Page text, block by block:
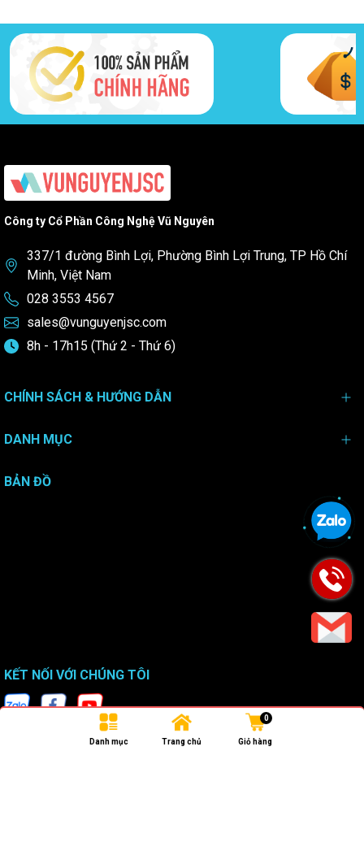
Công ty Cổ Phần Công Nghệ Vũ Nguyên
337/1 đường Bình Lợi, Phường Bình Lợi Trung, TP Hồ Chí
Minh, Việt Nam
028 3553 4567
sales@vunguyenjsc.com
8h - 17h15 (Thứ 2 - Thứ 6)
CHÍNH SÁCH & HƯỚNG DẪN
DANH MỤC
BẢN ĐỒ
KẾT NỐI VỚI CHÚNG TÔI
Danh mục Trang chủ Giỏ hàng
0